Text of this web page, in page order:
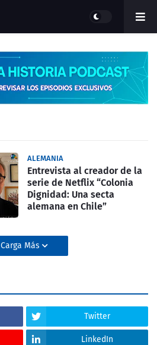
ALEMANIA
Entrevista al creador de la
serie de Netflix “Colonia
Dignidad: Una secta
alemana en Chile”
Carga Más
Twitter
LinkedIn